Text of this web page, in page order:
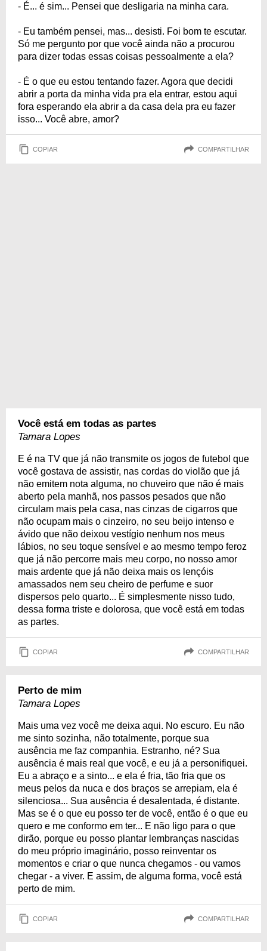
- É... é sim... Pensei que desligaria na minha cara.
- Eu também pensei, mas... desisti. Foi bom te escutar.
Só me pergunto por que você ainda não a procurou
para dizer todas essas coisas pessoalmente a ela?
- É o que eu estou tentando fazer. Agora que decidi
abrir a porta da minha vida pra ela entrar, estou aqui
fora esperando ela abrir a da casa dela pra eu fazer
isso... Você abre, amor?
COPIAR COMPARTILHAR
Você está em todas as partes
Tamara Lopes
E é na TV que já não transmite os jogos de futebol que
você gostava de assistir, nas cordas do violão que já
não emitem nota alguma, no chuveiro que não é mais
aberto pela manhã, nos passos pesados que não
circulam mais pela casa, nas cinzas de cigarros que
não ocupam mais o cinzeiro, no seu beijo intenso e
ávido que não deixou vestígio nenhum nos meus
lábios, no seu toque sensível e ao mesmo tempo feroz
que já não percorre mais meu corpo, no nosso amor
mais ardente que já não deixa mais os lençóis
amassados nem seu cheiro de perfume e suor
dispersos pelo quarto... É simplesmente nisso tudo,
dessa forma triste e dolorosa, que você está em todas
as partes.
COPIAR COMPARTILHAR
Perto de mim
Tamara Lopes
Mais uma vez você me deixa aqui. No escuro. Eu não
me sinto sozinha, não totalmente, porque sua
ausência me faz companhia. Estranho, né? Sua
ausência é mais real que você, e eu já a personifiquei.
Eu a abraço e a sinto... e ela é fria, tão fria que os
meus pelos da nuca e dos braços se arrepiam, ela é
silenciosa... Sua ausência é desalentada, é distante.
Mas se é o que eu posso ter de você, então é o que eu
quero e me conformo em ter... E não ligo para o que
dirão, porque eu posso plantar lembranças nascidas
do meu próprio imaginário, posso reinventar os
momentos e criar o que nunca chegamos - ou vamos
chegar - a viver. E assim, de alguma forma, você está
perto de mim.
COPIAR COMPARTILHAR